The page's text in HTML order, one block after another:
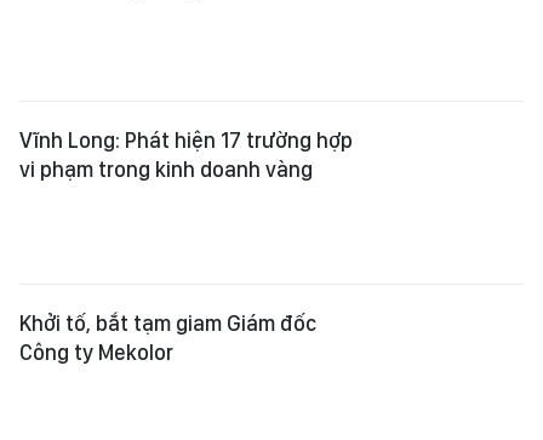
Vĩnh Long: Phát hiện 17 trường hợp
vi phạm trong kinh doanh vàng
Khởi tố, bắt tạm giam Giám đốc
Công ty Mekolor